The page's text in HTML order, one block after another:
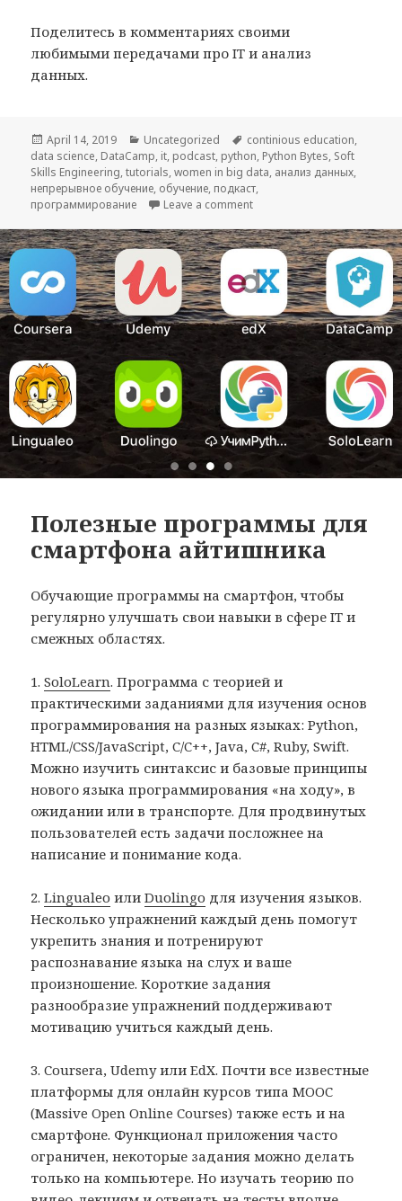
Поделитесь в комментариях своими
любимыми передачами про IT и анализ
данных.
Posted
on
April 14, 2019 Categories
Uncategorized Tags
continious education,
data science, DataCamp, it, podcast, python, Python Bytes, Soft
Skills Engineering,tutorials,women in big data, анализ данных,
непрерывное обучение, обучение, подкаст,
программирование
Leave a comment
Полезные программы для
смартфона айтишника
Обучающие программы на смартфон, чтобы
регулярно улучшать свои навыки в сфере IT и
смежных областях.
1.SoloLearn. Программа с теорией и
практическими заданиями для изучения основ
программирования на разных языках: Python,
HTML/CSS/JavaScript, C/C++, Java, C#, Ruby, Swift.
Можно изучить синтаксис и базовые принципы
нового языка программирования «на ходу», в
ожидании или в транспорте. Для продвинутых
пользователей есть задачи посложнее на
написание и понимание кода.
2.Lingualeo илиDuolingo для изучения языков.
Несколько упражнений каждый день помогут
укрепить знания и потренируют
распознавание языка на слух и ваше
произношение. Короткие задания
разнообразие упражнений поддерживают
мотивацию учиться каждый день.
3. Coursera, Udemy или EdX. Почти все известные
платформы для онлайн курсов типа MOOC
(Massive Open Online Courses) также есть и на
смартфоне. Функционал приложения часто
ограничен, некоторые задания можно делать
только на компьютере. Но изучать теорию по